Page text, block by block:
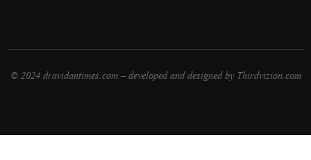
© 2024 dravidantimes.com – developed and designed by Thirdvizion.com